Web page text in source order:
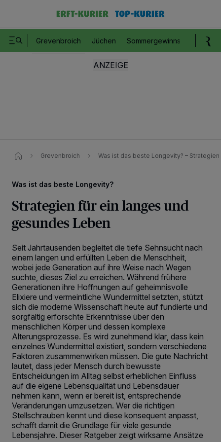
Grevenbroich Jüchen Sommergewinnspiel
Grevenbroich Was ist das beste Longevity? –
Was ist das beste Longevity?
Strategien für ein langes und
gesundes Leben
Seit Jahrtausenden begleitet die tiefe Sehnsucht nach
einem langen und erfüllten Leben die Menschheit,
wobei jede Generation auf ihre Weise nach Wegen
suchte, dieses Ziel zu erreichen. Während frühere
Generationen ihre Hoffnungen auf geheimnisvolle
Elixiere und vermeintliche Wundermittel setzten, stützt
sich die moderne Wissenschaft heute auf fundierte und
sorgfältig erforschte Erkenntnisse über den
menschlichen Körper und dessen komplexe
Alterungsprozesse. Es wird zunehmend klar, dass kein
einzelnes Wundermittel existiert, sondern verschiedene
Faktoren zusammenwirken müssen. Die gute Nachricht
lautet, dass jeder Mensch durch bewusste
Entscheidungen im Alltag selbst erheblichen Einfluss
auf die eigene Lebensqualität und Lebensdauer
nehmen kann, wenn er bereit ist, entsprechende
Veränderungen umzusetzen. Wer die richtigen
Stellschrauben kennt und diese konsequent anpasst,
schafft damit die Grundlage für viele gesunde
Lebensjahre. Dieser Ratgeber zeigt wirksame Ansätze